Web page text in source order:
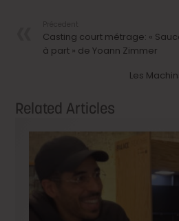
Casting court métrage: «
à part » de Yoann Zimmer
Les
Related Articles